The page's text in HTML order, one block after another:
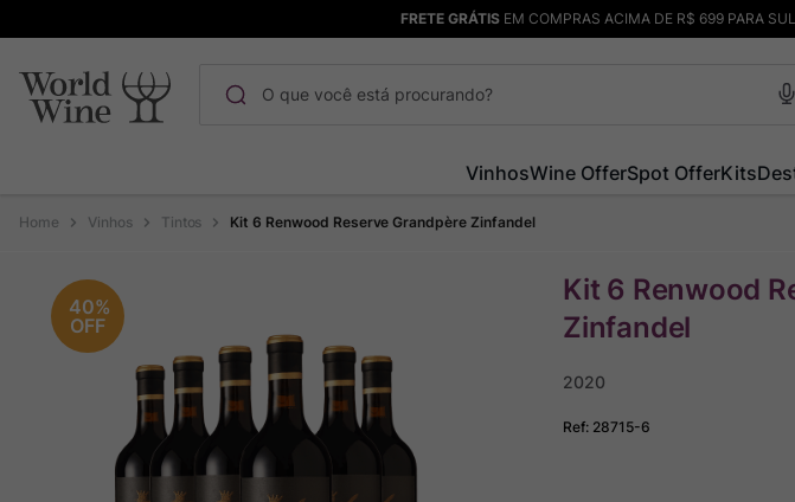
FRETE GRÁTISEM COMPRAS ACIMA DE R$ 699 PARA
VinhosWine OfferSpot OfferKits
Vinhos Tintos Kit 6 Renwood Reserve Grandpère Zinfandel
40%
OFF
Kit 6 Renwood
Zinfandel
2020
Ref: 28715-6
1º Maçanita
3º
4º
Chablis
Barolo
º Pacalet